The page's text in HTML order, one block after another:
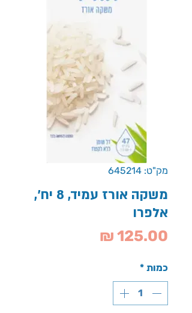
מק"ט: 645214
משקה אורז עמיד, 8 יח',
אלפרו
כמות *